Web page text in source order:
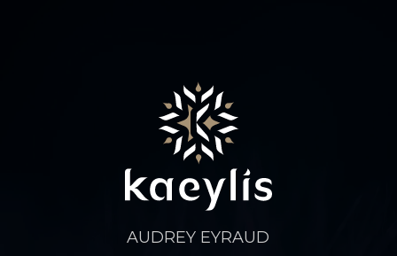
AUDREY EYRAUD